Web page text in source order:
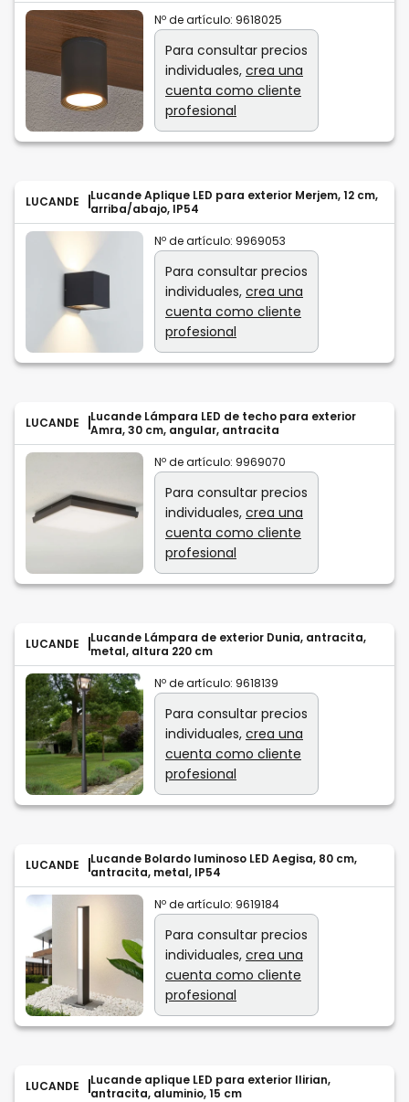
Nº de artículo: 9618025
Para consultar precios
individuales, crea una
cuenta como cliente
profesional
LUCANDE
Lucande Aplique LED para exterior Merjem, 12 cm,
arriba/abajo, IP54
Nº de artículo: 9969053
Para consultar precios
individuales, crea una
cuenta como cliente
profesional
LUCANDE
Lucande Lámpara LED de techo para exterior
Amra, 30 cm, angular, antracita
Nº de artículo: 9969070
Para consultar precios
individuales, crea una
cuenta como cliente
profesional
LUCANDE
Lucande Lámpara de exterior Dunia, antracita,
metal, altura 220 cm
Nº de artículo: 9618139
Para consultar precios
individuales, crea una
cuenta como cliente
profesional
LUCANDE
Lucande Bolardo luminoso LED Aegisa, 80 cm,
antracita, metal, IP54
Nº de artículo: 9619184
Para consultar precios
individuales, crea una
cuenta como cliente
profesional
LUCANDE
Lucande aplique LED para exterior Ilirian,
antracita, aluminio, 15 cm